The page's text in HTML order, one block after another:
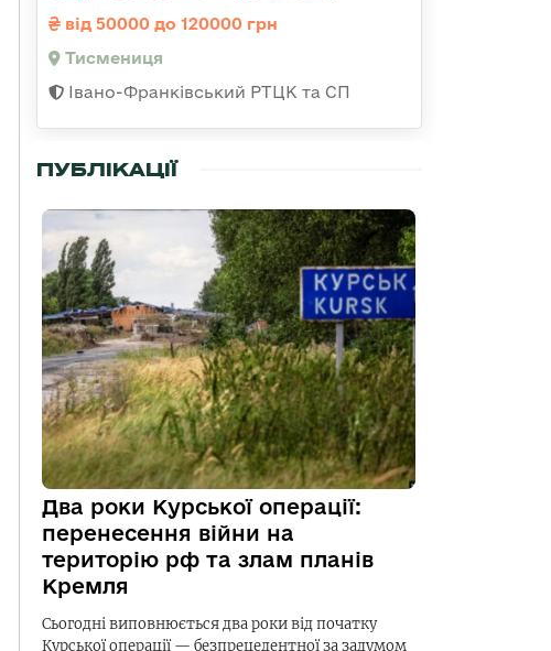
від 50000 до 120000 грн
Тисмениця
Івано-Франківський РТЦК та СП
ПУБЛІКАЦІЇ
Два роки Курської операції:
перенесення війни на
територію рф та злам планів
Кремля
Сьогодні виповнюється два роки від початку
Курської операції — безпрецедентної за задумом